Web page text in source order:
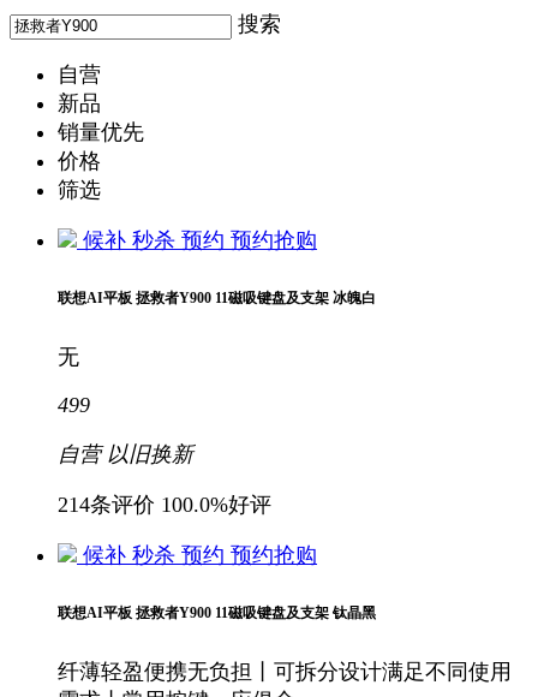
搜索
自营
新品
销量优先
价格
筛选
候补 秒杀 预约 预约抢购
联想AI平板 拯救者Y900 11磁吸键盘及支架 冰魄白
无
499
自营 以旧换新
214条评价 100.0%好评
候补 秒杀 预约 预约抢购
联想AI平板 拯救者Y900 11磁吸键盘及支架 钛晶黑
纤薄轻盈便携无负担丨可拆分设计满足不同使用